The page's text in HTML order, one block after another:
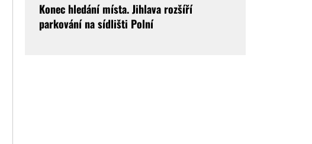
Konec hledání místa. Jihlava rozšíří
parkování na sídlišti Polní